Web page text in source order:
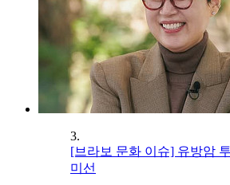
3.
[브라보 문화 이슈] 유방암
미선